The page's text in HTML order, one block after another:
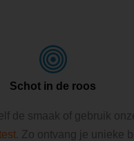
Schot in de roos
de smaak of gebruik
. Zo ontvang je unieke